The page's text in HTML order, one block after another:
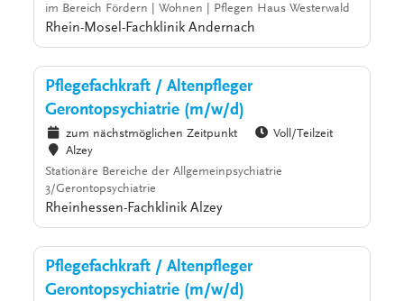
im Bereich Fördern | Wohnen | Pflegen Haus Westerwald
Rhein-Mosel-Fachklinik Andernach
Pflegefachkraft / Altenpfleger
Gerontopsychiatrie (m/w/d)
zum nächstmöglichen Zeitpunkt
Voll/Teilzeit
Alzey
Stationäre Bereiche der Allgemeinpsychiatrie
3/Gerontopsychiatrie
Rheinhessen-Fachklinik Alzey
Pflegefachkraft / Altenpfleger
Gerontopsychiatrie (m/w/d)